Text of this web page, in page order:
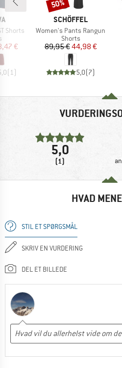
Shorts
pris
€
(1)
MÆRKE
SCHÖFFEL
Artikel
Women's Pants Rangun
Produktgruppe
Shorts
Pris
89,95 €Nedsat pris
44,98 €
5,0(7)
50%
5,0
(1)
HVAD
STIL ET SPØRGSMÅL
SKRIV EN VURDERING
DEL ET BILLEDE